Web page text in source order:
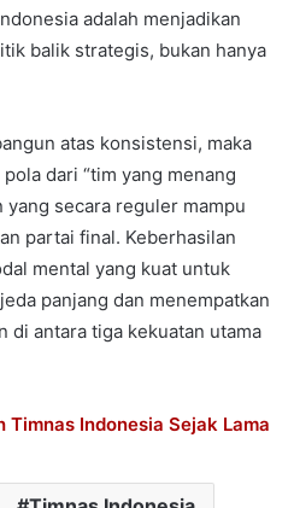
adalah menjadikan
balik strategis, bukan hanya
atas konsistensi, maka
dari “tim yang menang
yang secara reguler mampu
partai final. Keberhasilan
mental yang kuat untuk
panjang dan menempatkan
di antara tiga kekuatan utama
Timnas Indonesia Sejak Lama